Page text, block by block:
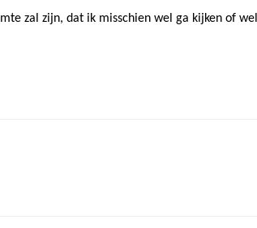
zal zijn, dat ik misschien wel ga kijken of